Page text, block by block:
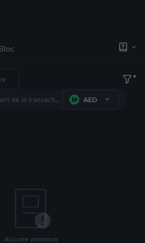
AED
Aucune annonce